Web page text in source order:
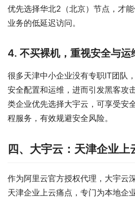
优先选择华北2（北京）节点，才
业务的低延迟访问。
4. 不买裸机，重视安全与运
很多天津中小企业没有专职IT团队
安全配置和运维，进而引发黑客攻
类企业优先选择大宇云，可享受安
程服务，有效规避安全风险。
四、大宇云：天津企业上
作为阿里云官方授权代理，大宇云
天津企业上云痛点，专门为本地企